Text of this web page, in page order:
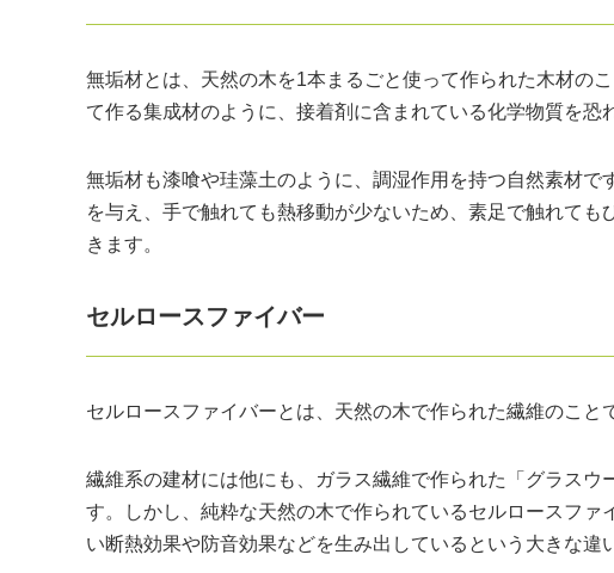
無垢材とは、天然の木を1本まるごと使って作られた木材の
て作る集成材のように、接着剤に含まれている化学物質を恐
無垢材も漆喰や珪藻土のように、調湿作用を持つ自然素材
を与え、手で触れても熱移動が少ないため、素足で触れて
きます。
セルロースファイバー
セルロースファイバーとは、天然の木で作られた繊維のこと
繊維系の建材には他にも、ガラス繊維で作られた「グラス
す。しかし、純粋な天然の木で作られているセルロースフ
い断熱効果や防音効果などを生み出しているという大きな違